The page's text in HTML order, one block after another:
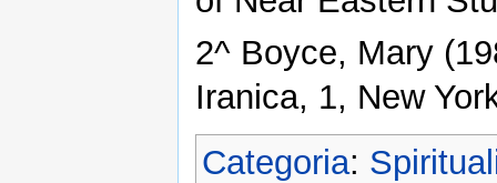
2^ Boyce, Mary
Iranica, 1, New
Categoria: